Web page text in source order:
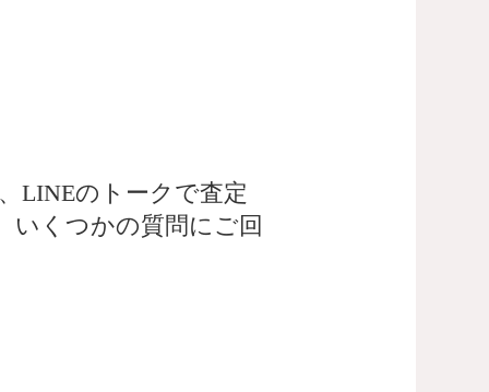
LINEのトークで査定
いくつかの質問にご回